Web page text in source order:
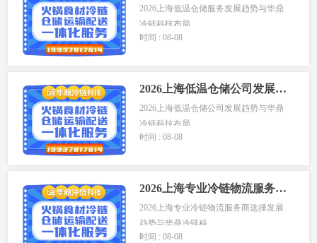
2026上海低温仓储服务发展趋势与华鼎
冷链科技布局
时间 : 08-08
2026上海低温仓储公司发展趋势与华鼎冷链科技布局
2026上海低温仓储公司发展趋势与华鼎
冷链科技布局
时间 : 08-08
2026上海专业冷链物流服务商选择发展趋势与华鼎冷链科技布局
2026上海专业冷链物流服务商选择发展
趋势与华鼎冷链科...
时间 : 08-08